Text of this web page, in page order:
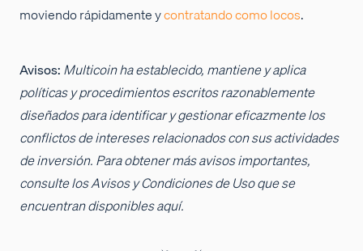
moviendo rápidamente ycontratando como locos.
Avisos:Multicoin ha establecido, mantiene y aplica
políticas y procedimientos escritos razonablemente
diseñados para identificar y gestionar eficazmente los
conflictos de intereses relacionados con sus actividades
de inversión. Para obtener más avisos importantes,
consulte los Avisos y Condiciones de Uso que se
encuentran disponibles aquí.